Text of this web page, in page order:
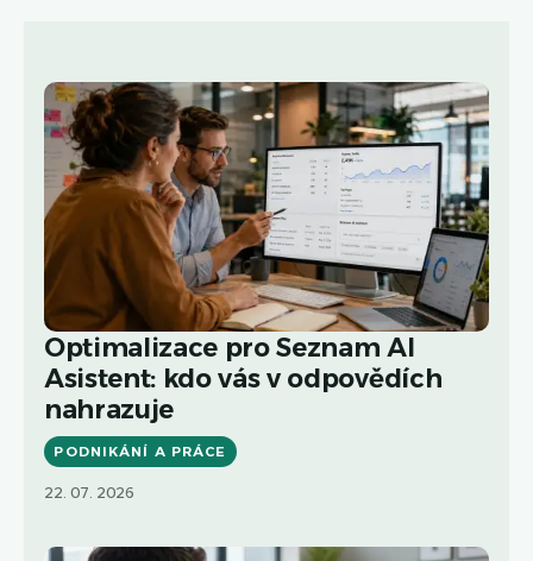
Optimalizace pro Seznam AI
Asistent: kdo vás v odpovědích
nahrazuje
PODNIKÁNÍ A PRÁCE
22. 07. 2026